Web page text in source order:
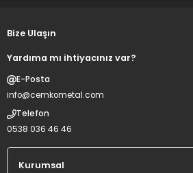
Bize Ulaşın
Yardıma mı ihtiyacınız var?
E-Posta
info@cemkometal.com
Telefon
0538 036 46 46
Kurumsal